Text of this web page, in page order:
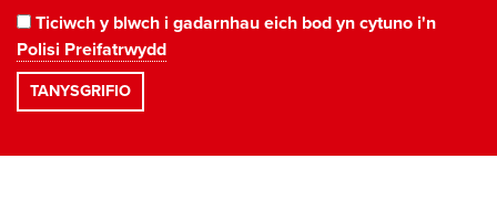
Ticiwch y blwch i gadarnhau eich bod yn cytuno i'n
Polisi Preifatrwydd